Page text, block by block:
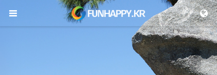
메뉴 건너뛰기